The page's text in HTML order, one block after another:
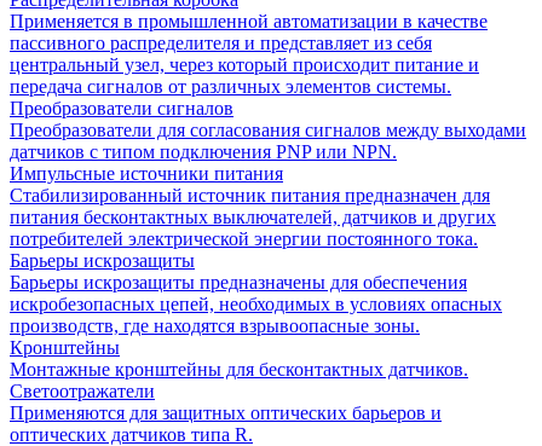
Применяется в промышленной автоматизации в качестве
пассивного распределителя и представляет из себя
центральный узел, через который происходит питание и
передача сигналов от различных элементов системы.
Преобразователи сигналов
Преобразователи для согласования сигналов между выходами
датчиков с типом подключения PNP или NPN.
Импульсные источники питания
Стабилизированный источник питания предназначен для
питания бесконтактных выключателей, датчиков и других
потребителей электрической энергии постоянного тока.
Барьеры искрозащиты
Барьеры искрозащиты предназначены для обеспечения
искробезопасных цепей, необходимых в условиях опасных
производств, где находятся взрывоопасные зоны.
Кронштейны
Монтажные кронштейны для бесконтактных датчиков.
Светоотражатели
Применяются для защитных оптических барьеров и
оптических датчиков типа R.